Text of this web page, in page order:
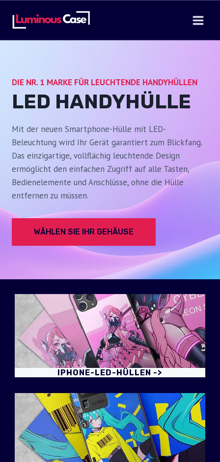
DIE NR. 1 MARKE FÜR LEUCHTENDE HANDYHÜLLEN
LED HANDYHÜLLE
Mit der neuen Smartphone-Hülle mit LED-
Beleuchtung wird Ihr Gerät garantiert zum Blickfang.
Das einzigartige, vollflächig leuchtende Design
ermöglicht den einfachen Zugriff auf alle Tasten,
Bedienelemente und Anschlüsse, ohne die Hülle
entfernen zu müssen.
WÄHLEN SIE IHR GEHÄUSE
IPHONE-LED-HÜLLEN ->